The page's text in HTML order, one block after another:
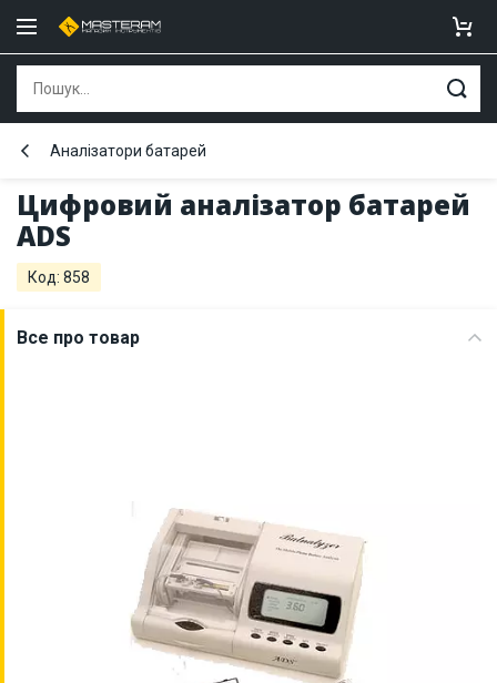
Цифровий аналізатор батарей
ADS
Аналізатори батарей
Код: 858
Все про товар